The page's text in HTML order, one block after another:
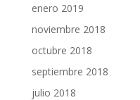
enero 2019
noviembre 2018
octubre 2018
septiembre 2018
julio 2018